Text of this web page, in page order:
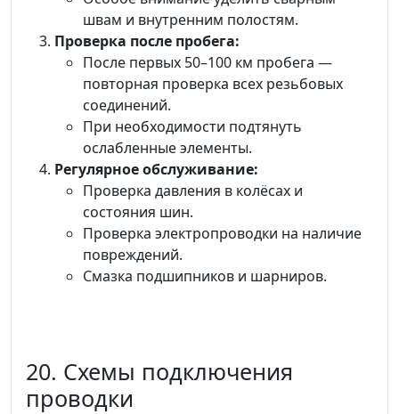
швам и внутренним полостям.
Проверка после пробега:
После первых 50–100 км пробега —
повторная проверка всех резьбовых
соединений.
При необходимости подтянуть
ослабленные элементы.
Регулярное обслуживание:
Проверка давления в колёсах и
состояния шин.
Проверка электропроводки на наличие
повреждений.
Смазка подшипников и шарниров.
20. Схемы подключения
проводки